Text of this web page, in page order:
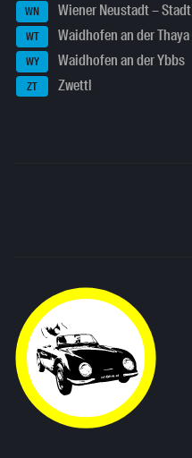
WN Wiener Neustadt – Stadt
WT Waidhofen an der Thaya
WY Waidhofen an der Ybbs
ZT Zwettl